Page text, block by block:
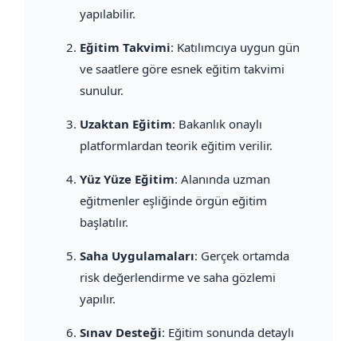
yapılabilir.
Eğitim Takvimi: Katılımcıya uygun gün
ve saatlere göre esnek eğitim takvimi
sunulur.
Uzaktan Eğitim: Bakanlık onaylı
platformlardan teorik eğitim verilir.
Yüz Yüze Eğitim: Alanında uzman
eğitmenler eşliğinde örgün eğitim
başlatılır.
Saha Uygulamaları: Gerçek ortamda
risk değerlendirme ve saha gözlemi
yapılır.
Sınav Desteği: Eğitim sonunda detaylı